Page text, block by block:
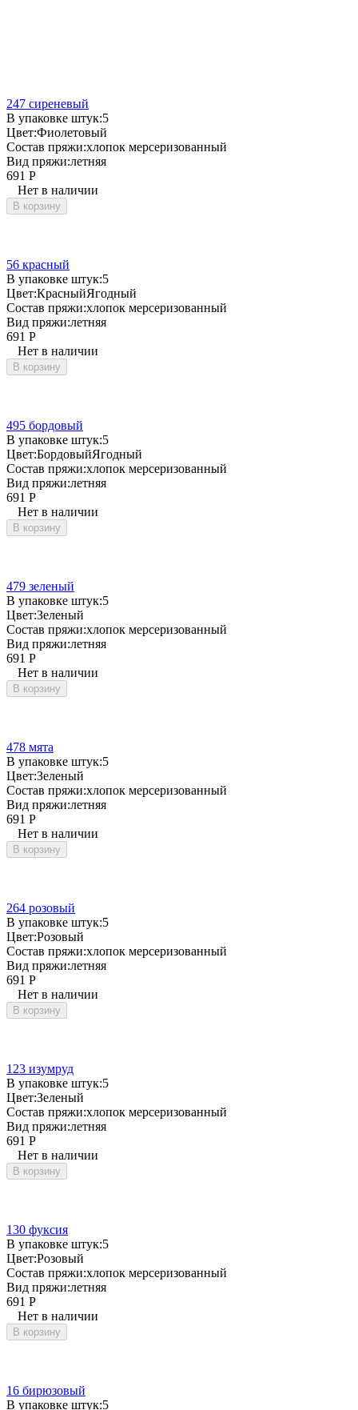
247 сиреневый
В упаковке штук:5
Цвет:Фиолетовый
Состав пряжи:хлопок мерсеризованный
Вид пряжи:летняя
691 Р
Нет в наличии
В корзину
56 красный
В упаковке штук:5
Цвет:КрасныйЯгодный
Состав пряжи:хлопок мерсеризованный
Вид пряжи:летняя
691 Р
Нет в наличии
В корзину
495 бордовый
В упаковке штук:5
Цвет:БордовыйЯгодный
Состав пряжи:хлопок мерсеризованный
Вид пряжи:летняя
691 Р
Нет в наличии
В корзину
479 зеленый
В упаковке штук:5
Цвет:Зеленый
Состав пряжи:хлопок мерсеризованный
Вид пряжи:летняя
691 Р
Нет в наличии
В корзину
478 мята
В упаковке штук:5
Цвет:Зеленый
Состав пряжи:хлопок мерсеризованный
Вид пряжи:летняя
691 Р
Нет в наличии
В корзину
264 розовый
В упаковке штук:5
Цвет:Розовый
Состав пряжи:хлопок мерсеризованный
Вид пряжи:летняя
691 Р
Нет в наличии
В корзину
123 изумруд
В упаковке штук:5
Цвет:Зеленый
Состав пряжи:хлопок мерсеризованный
Вид пряжи:летняя
691 Р
Нет в наличии
В корзину
130 фуксия
В упаковке штук:5
Цвет:Розовый
Состав пряжи:хлопок мерсеризованный
Вид пряжи:летняя
691 Р
Нет в наличии
В корзину
16 бирюзовый
В упаковке штук:5